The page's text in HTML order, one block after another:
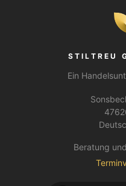
STILTREU
Ein
Beratung